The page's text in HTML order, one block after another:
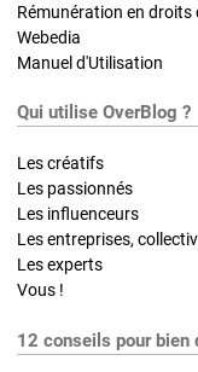
Rémunération en droits
Webedia
Manuel d'Utilisation
Qui utilise OverBlog ?
Les créatifs
Les passionnés
Les influenceurs
Les entreprises,
Les experts
Vous !
12 conseils pour bien